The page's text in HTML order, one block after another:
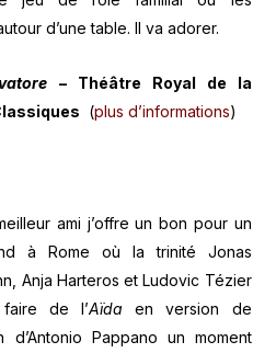
d’une table. Il va adorer.
– Théâtre Royal de la
(plus d’informations)
ami j’offre un bon pour un
à Rome où la trinité Jonas
Anja Harteros et Ludovic Tézier
de l’Aïda en version de
Pappano un moment